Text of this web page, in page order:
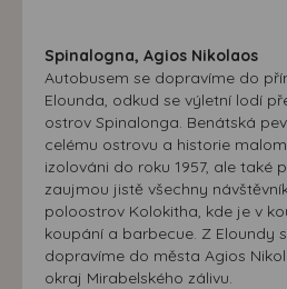
Spinalogna, Agios Nikolaos
Autobusem se dopravíme do
Elounda, odkud se výletní lodí
ostrov Spinalonga. Benátská
celému ostrovu a historie
izolováni do roku 1957, ale také
zaujmou jistě všechny
poloostrov Kolokitha, kde je v
koupání a barbecue. Z Eloundy
dopravíme do města Agios
okraj Mirabelského zálivu.